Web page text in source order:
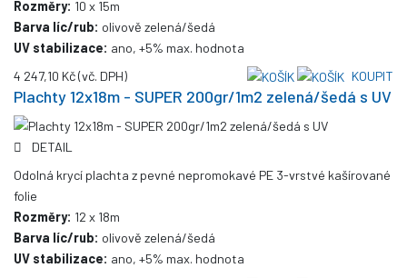
Rozměry: 10 x 15m
Barva líc/rub: olivově zelená/šedá
UV stabilizace: ano, +5% max. hodnota
4 247,10 Kč(vč. DPH) KOUPIT
Plachty 12x18m - SUPER 200gr/1m2 zelená/šedá s UV
DETAIL
Odolná krycí plachta z pevné nepromokavé PE 3-vrstvé kašírované
folie
Rozměry: 12 x 18m
Barva líc/rub: olivově zelená/šedá
UV stabilizace: ano, +5% max. hodnota